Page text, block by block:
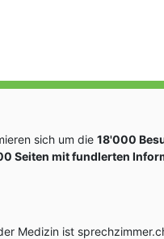
sich um die 18'000
Seiten mit fundlerten
Medizin ist